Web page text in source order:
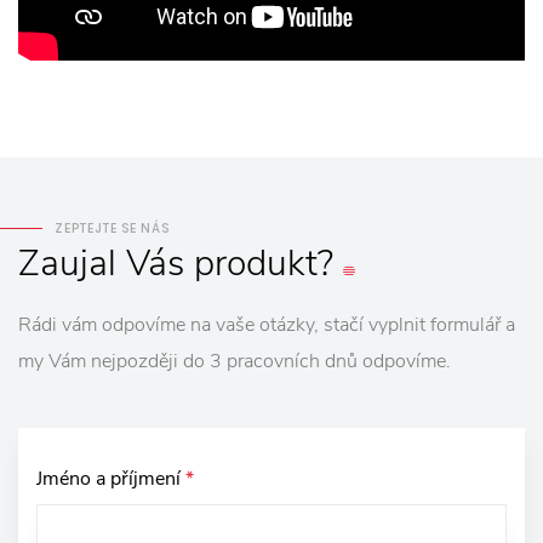
ZEPTEJTE SE NÁS
Zaujal Vás produkt?
Rádi vám odpovíme na vaše otázky, stačí vyplnit formulář a
my Vám nejpozději do 3 pracovních dnů odpovíme.
Jméno a příjmení*